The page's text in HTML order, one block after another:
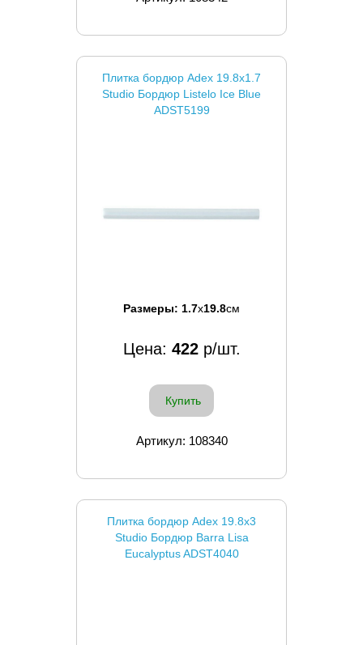
Плитка бордюр Adex 19.8x1.7
Studio Бордюр Listelo Ice Blue
ADST5199
Размеры: 1.7x19.8см
Цена: 422р/шт.
Купить
Артикул: 108340
Плитка бордюр Adex 19.8x3
Studio Бордюр Barra Lisa
Eucalyptus ADST4040